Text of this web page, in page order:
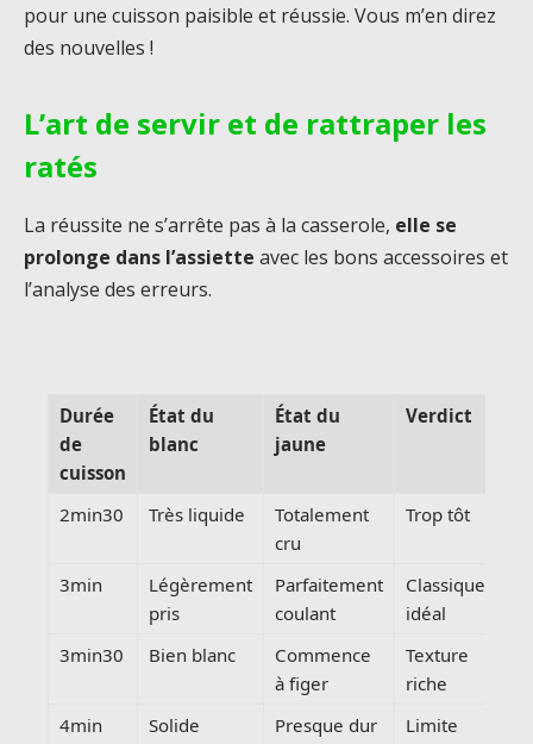
pour une cuisson paisible et réussie. Vous m’en direz
des nouvelles !
L’art de servir et de rattraper les
ratés
La réussite ne s’arrête pas à la casserole, elle se
prolonge dans l’assiette avec les bons accessoires et
l’analyse des erreurs.
Durée
de
cuisson
État du
blanc
État du
jaune
Verdict
2min30 Très liquide
Totalement
cru
Trop tôt
3min
Légèrement
pris
Parfaitement
coulant
Classique
idéal
3min30
Bien blanc
Commence
à figer
Texture
riche
4min
Solide Presque dur
Limite